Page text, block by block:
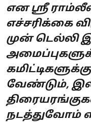
என ஸ்ரீ
எச்சரிக்கை
முன் டெல்லி
வேண்டும்,
நடத்துவோம்